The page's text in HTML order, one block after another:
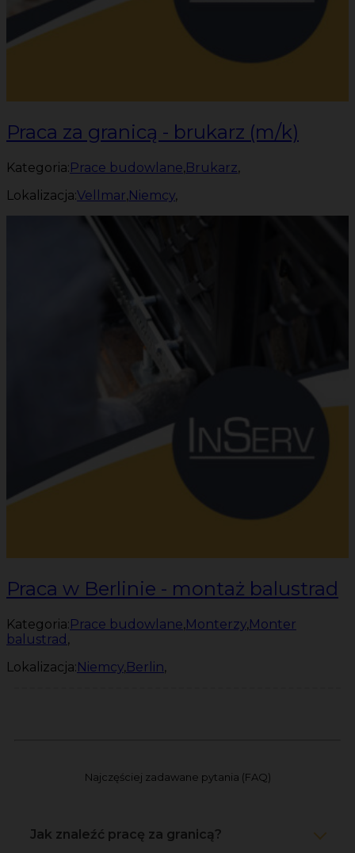
Praca za granicą - brukarz (m/k)
Kategoria:Prace budowlane,Brukarz,
Lokalizacja:Vellmar,Niemcy,
Praca w Berlinie - montaż balustrad
Kategoria:Prace budowlane,Monterzy,Monter
balustrad ,
Lokalizacja:Niemcy,Berlin,
Najczęściej zadawane pytania (FAQ)
Jak znaleźć pracę za granicą?